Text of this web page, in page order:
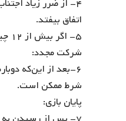
اتفاق بیفتد.
۵- اگر بیش از ۱۲ چیپ را از دست دادید بازی را متوقف کرده و استراحت کنید.
شرکت مجدد:
۶-بعد از این‌که
شرط ممکن است.
پایان بازی: